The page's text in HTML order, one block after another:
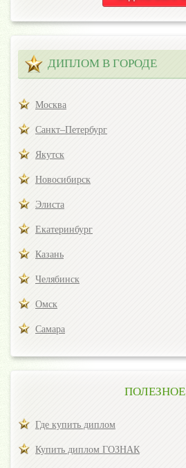
ДИПЛОМ В ГОРОДЕ
Москва
Санкт–Петербург
Якутск
Новосибирск
Элиста
Екатеринбург
Казань
Челябинск
Омск
Самара
ПОЛЕЗНОЕ
Где купить диплом
Купить диплом ГОЗНАК